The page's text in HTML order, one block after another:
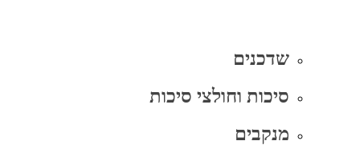
שדכנים
סיכות וחולצי סיכות
מנקבים